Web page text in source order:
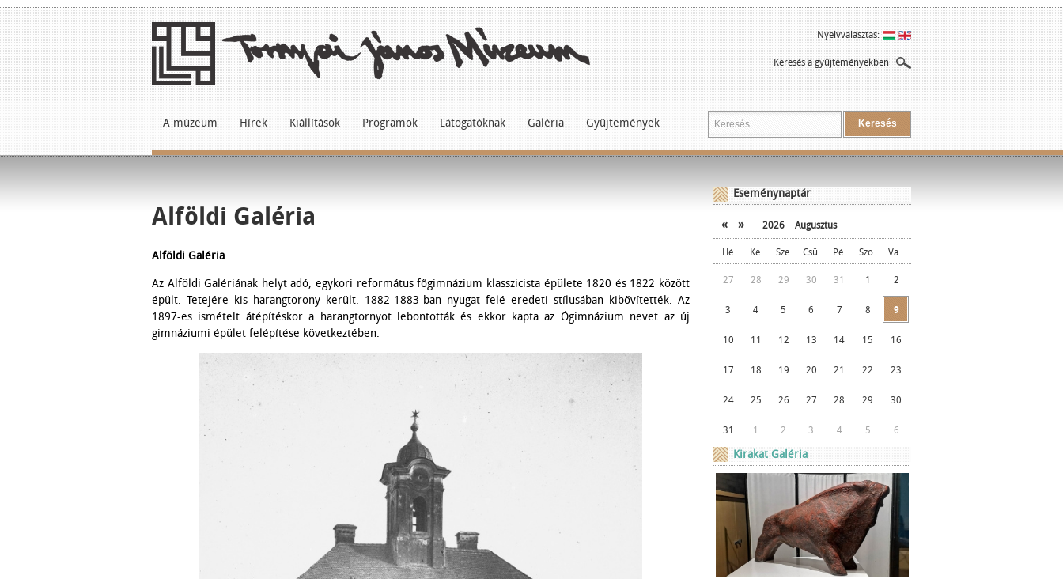
Nyelvválasztás:
Keresés a gyűjteményekben
A múzeum Hírek Kiállítások Programok Látogatóknak Galéria Gyűjtemények Keresés
Alföldi Galéria
Alföldi Galéria
Az Alföldi Galériának helyt adó, egykori református főgimnázium klasszicista épülete 1820 és 1822 között
épült. Tetejére kis harangtorony került. 1882-1883-ban nyugat felé eredeti stílusában kibővítették. Az
1897-es ismételt átépítéskor a harangtornyot lebontották és ekkor kapta az Ógimnázium nevet az új
gimnáziumi épület felépítése következtében.
Eseménynaptár
« » 2026 Augusztus
Hé Ke Sze Csü Pé Szo Va
27 28 29 30 31 1 2
3 4 5 6 7 8 9
10 11 12 13 14 15 16
17 18 19 20 21 22 23
24 25 26 27 28 29 30
31 1 2 3 4 5 6
Kirakat Galéria